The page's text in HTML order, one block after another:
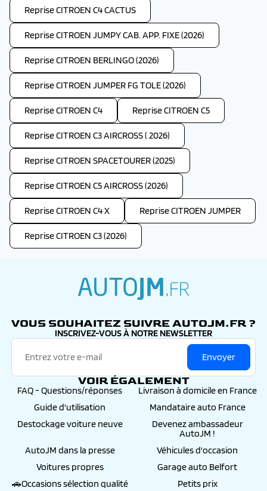
Reprise CITROEN C4 CACTUS
Reprise CITROEN JUMPY CAB. APP. FIXE (2026)
Reprise CITROEN BERLINGO (2026)
Reprise CITROEN JUMPER FG TOLE (2026)
Reprise CITROEN C4 Reprise CITROEN C5
Reprise CITROEN C3 AIRCROSS ( 2026)
Reprise CITROEN SPACETOURER (2025)
Reprise CITROEN C5 AIRCROSS (2026)
Reprise CITROEN C4 X Reprise CITROEN JUMPER
Reprise CITROEN C3 (2026)
VOUS SOUHAITEZ SUIVRE AUTOJM.FR ?
INSCRIVEZ-VOUS À NOTRE NEWSLETTER
Envoyer
VOIR ÉGALEMENT
FAQ - Questions/réponses
Livraison à domicile en France
Guide d'utilisation
Mandataire auto France
Destockage voiture neuve
Devenez ambassadeur
AutoJM !
AutoJM dans la presse
Véhicules d'occasion
Voitures propres
Garage auto Belfort
🚗Occasions sélection qualité
Petits prix